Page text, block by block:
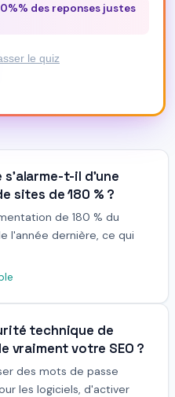
des reponses justes
le quiz
s'alarme-t-il d'une
sites de 180 % ?
de 180 % du
l'année dernière, ce qui
technique de
votre SEO ?
des mots de passe
les logiciels, d'activer